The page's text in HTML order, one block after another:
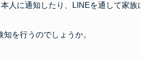
人に通知したり、LINEを通して家族
を行うのでしょうか。